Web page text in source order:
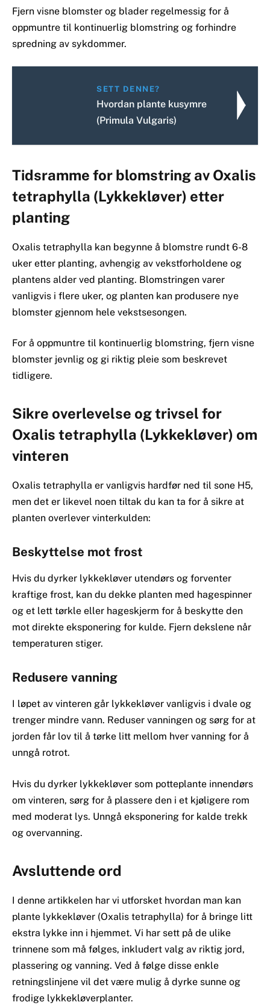
Fjern visne blomster og blader regelmessig for å
oppmuntre til kontinuerlig blomstring og forhindre
spredning av sykdommer.
SETT DENNE?
Hvordan plante kusymre
(Primula Vulgaris)
Tidsramme for blomstring av Oxalis
tetraphylla (Lykkekløver) etter
planting
Oxalis tetraphylla kan begynne å blomstre rundt 6-8
uker etter planting, avhengig av vekstforholdene og
plantens alder ved planting. Blomstringen varer
vanligvis i flere uker, og planten kan produsere nye
blomster gjennom hele vekstsesongen.
For å oppmuntre til kontinuerlig blomstring, fjern visne
blomster jevnlig og gi riktig pleie som beskrevet
tidligere.
Sikre overlevelse og trivsel for
Oxalis tetraphylla (Lykkekløver) om
vinteren
Oxalis tetraphylla er vanligvis hardfør ned til sone H5,
men det er likevel noen tiltak du kan ta for å sikre at
planten overlever vinterkulden:
Beskyttelse mot frost
Hvis du dyrker lykkekløver utendørs og forventer
kraftige frost, kan du dekke planten med hagespinner
og et lett tørkle eller hageskjerm for å beskytte den
mot direkte eksponering for kulde. Fjern dekslene når
temperaturen stiger.
Redusere vanning
I løpet av vinteren går lykkekløver vanligvis i dvale og
trenger mindre vann. Reduser vanningen og sørg for at
jorden får lov til å tørke litt mellom hver vanning for å
unngå rotrot.
Hvis du dyrker lykkekløver som potteplante innendørs
om vinteren, sørg for å plassere den i et kjøligere rom
med moderat lys. Unngå eksponering for kalde trekk
og overvanning.
Avsluttende ord
I denne artikkelen har vi utforsket hvordan man kan
plante lykkekløver (Oxalis tetraphylla) for å bringe litt
ekstra lykke inn i hjemmet. Vi har sett på de ulike
trinnene som må følges, inkludert valg av riktig jord,
plassering og vanning. Ved å følge disse enkle
retningslinjene vil det være mulig å dyrke sunne og
frodige lykkekløverplanter.